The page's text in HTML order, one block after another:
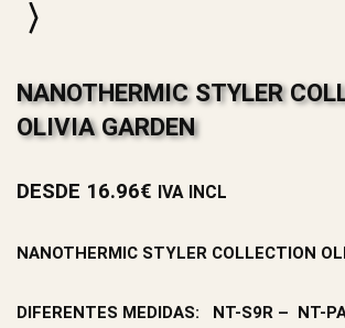
NANOTHERMIC STYLER
OLIVIA GARDEN
DESDE 16.96€ IVA INCL
NANOTHERMIC STYLER COLLECTION
DIFERENTES MEDIDAS: NT-S9R – NT-